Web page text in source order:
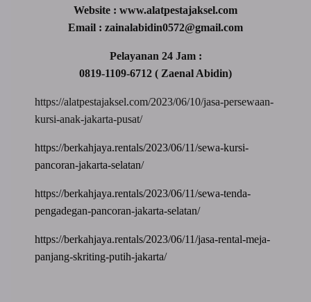
Website : www.alatpestajaksel.com
Email : zainalabidin0572@gmail.com
Pelayanan 24 Jam :
0819-1109-6712 ( Zaenal Abidin)
https://alatpestajaksel.com/2023/06/10/jasa-persewaan-
kursi-anak-jakarta-pusat/
https://berkahjaya.rentals/2023/06/11/sewa-kursi-
pancoran-jakarta-selatan/
https://berkahjaya.rentals/2023/06/11/sewa-tenda-
pengadegan-pancoran-jakarta-selatan/
https://berkahjaya.rentals/2023/06/11/jasa-rental-meja-
panjang-skriting-putih-jakarta/